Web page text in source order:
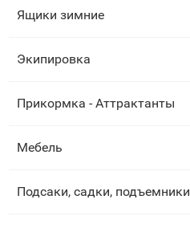
Ящики зимние
Экипировка
Прикормка - Аттрактанты
Мебель
Подсаки, садки, подъемники